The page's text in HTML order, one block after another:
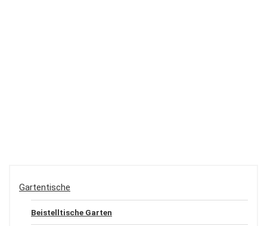
Gartentische
Beistelltische Garten